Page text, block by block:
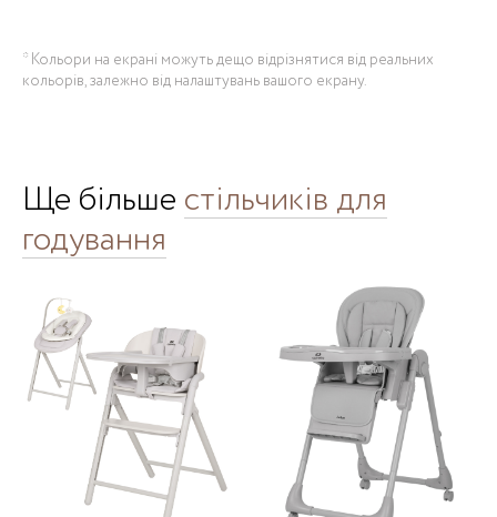
* Кольори на екрані можуть дещо відрізнятися від реальних
кольорів, залежно від налаштувань вашого екрану.
Ще більше стільчиків для
годування